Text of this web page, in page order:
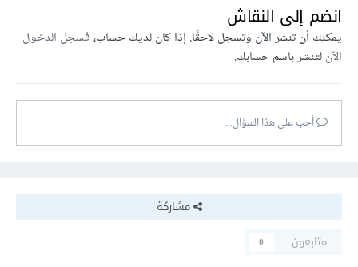
انضم إلى النقاش
يمكنك أن تنشر الآن وتسجل لاحقًا. إذا كان لديك حساب،فسجل الدخول
الآنلتنشر باسم حسابك.
أجب على هذا السؤال...
مشاركة
متابعون
0